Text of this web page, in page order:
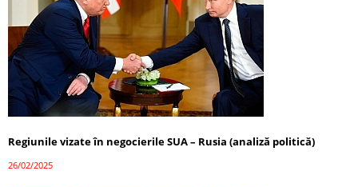
Regiunile vizate în negocierile SUA – Rusia (analiză politică)
26/02/2025